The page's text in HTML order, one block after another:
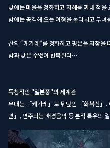
낮에는 마을을 정화하고 지혜를 짜내 적을
밤에는 공격해 오는 이형을 물리치고 무녀
산의 “케가레”를 정화하고 평온을 되찾을
밤과 낮은 수없이 반복된다…
독창적인 "일본풍"의 세계관
무대는 「케가레」로 뒤덮인 「화복산」
면」, 연주되는 배경음악 등 본작 특유의